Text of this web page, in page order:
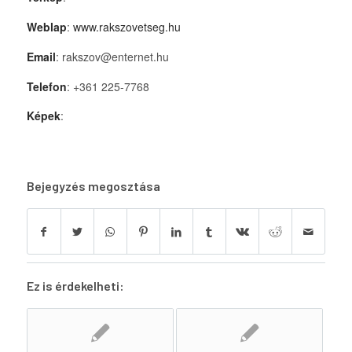
Weblap: www.rakszovetseg.hu
Email: rakszov@enternet.hu
Telefon: +361 225-7768
Képek:
Bejegyzés megosztása
Ez is érdekelheti: